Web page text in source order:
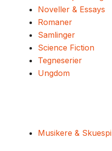
Noveller & Essays
Romaner
Samlinger
Science Fiction
Tegneserier
Ungdom
Musikere &